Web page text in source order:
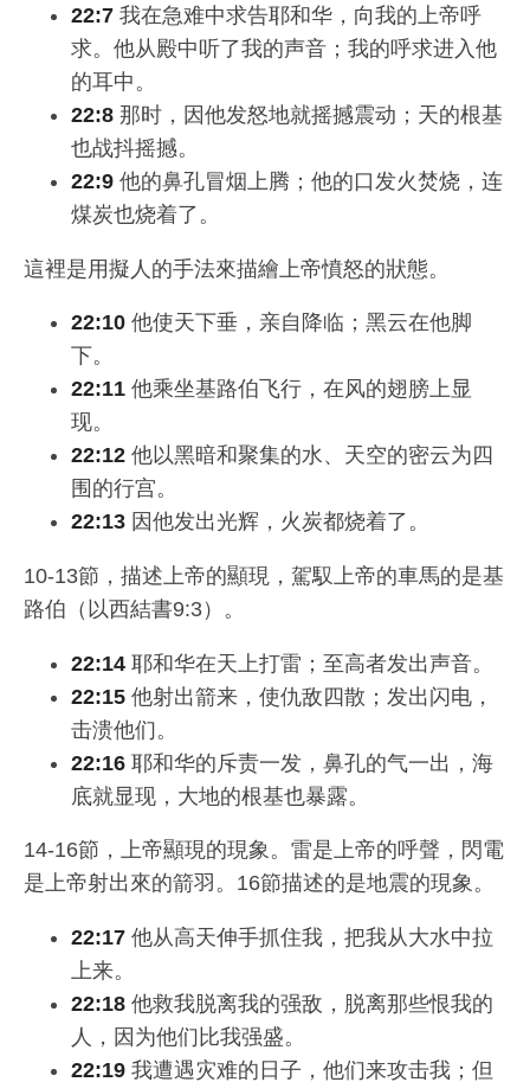
22:7 我在急难中求告耶和华，向我的上帝呼
求。他从殿中听了我的声音；我的呼求进入他
的耳中。
22:8 那时，因他发怒地就摇撼震动；天的根基
也战抖摇撼。
22:9 他的鼻孔冒烟上腾；他的口发火焚烧，连
煤炭也烧着了。
這裡是用擬人的手法來描繪上帝憤怒的狀態。
22:10 他使天下垂，亲自降临；黑云在他脚
下。
22:11 他乘坐基路伯飞行，在风的翅膀上显
现。
22:12 他以黑暗和聚集的水、天空的密云为四
围的行宫。
22:13 因他发出光辉，火炭都烧着了。
10-13節，描述上帝的顯現，駕馭上帝的車馬的是基
路伯（以西結書9:3）。
22:14 耶和华在天上打雷；至高者发出声音。
22:15 他射出箭来，使仇敌四散；发出闪电，
击溃他们。
22:16 耶和华的斥责一发，鼻孔的气一出，海
底就显现，大地的根基也暴露。
14-16節，上帝顯現的現象。雷是上帝的呼聲，閃電
是上帝射出來的箭羽。16節描述的是地震的現象。
22:17 他从高天伸手抓住我，把我从大水中拉
上来。
22:18 他救我脱离我的强敌，脱离那些恨我的
人，因为他们比我强盛。
22:19 我遭遇灾难的日子，他们来攻击我；但